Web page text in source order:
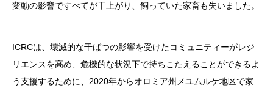
変動の影響ですべてが干上がり、飼っていた家畜も失いました。
ICRCは、壊滅的な干ばつの影響を受けたコミュニティーがレジ
リエンスを高め、危機的な状況下で持ちこたえることができるよ
う支援するために、2020年からオロミア州メユムルケ地区で家